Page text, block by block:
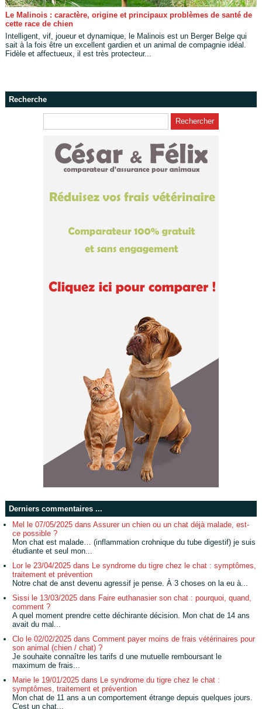
Le Malinois : caractère, origine et principaux problèmes de santé de
cette race de chien
Intelligent, vif, joueur et dynamique, le Malinois est un Berger Belge qui
sait à la fois être un excellent gardien et un animal de compagnie idéal.
Fidèle et affectueux, il est très protecteur...
Recherche
Derniers commentaires ...
Mel le 07/05/2025 dans Assurer un chien ou un chat déjà malade, est-
ce possible ?
Mon chat est malade… (inflammation crohnique du tube digestif) je suis
étudiante et seul mon...
Lor le 23/04/2025 dans Le syndrome du tigre chez le chat : symptômes,
traitement et prévention
Notre chat de anst devenu agressif je pense. À 3 choses on la eu à...
Sissi le 13/03/2025 dans Faire euthanasier son chat : pourquoi, quand,
comment ?
A quel moment prendre cette déchirante décision. Mon chat de 14 ans
avait du mal...
Clo le 02/02/2025 dans Comment payer moins de frais vétérinaires pour
son animal (chien / chat) ?
Je souhaite connaître les tarifs d une mutuelle remboursant le
maximum de frais...
Marie le 19/01/2025 dans Le syndrome du tigre chez le chat :
symptômes, traitement et prévention
Mon chat de 11 ans a un comportement étrange depuis quelques jours.
C'est un chat...